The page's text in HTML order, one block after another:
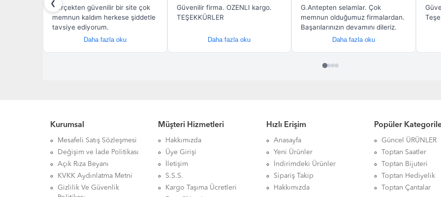
Kurumsal
Mesafeli Satış Sözleşmesi
Değişim ve İade Politikası
Açık Rıza Beyanı
KVKK Aydınlatma Metni
Gizlilik Ve Güvenlik
Müşteri Hizmetleri
Hakkımızda
Üye Girişi
İletişim
S.S.S.
Kargo Taşıma Ücretleri
Hızlı Erişim
Anasayfa
Yeni Ürünler
İndirimdeki Ürünler
Sipariş Takip
Hakkımızda
Popüler
Güncel ÜRÜNLER
Toptan Saatler
Toptan Bijuteri
Toptan Hediyelik
Toptan Çantalar